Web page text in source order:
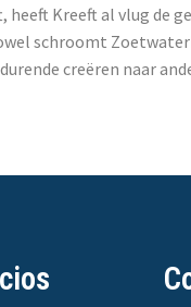
heeft Kreeft al vlug de
schroomt
creëren naar